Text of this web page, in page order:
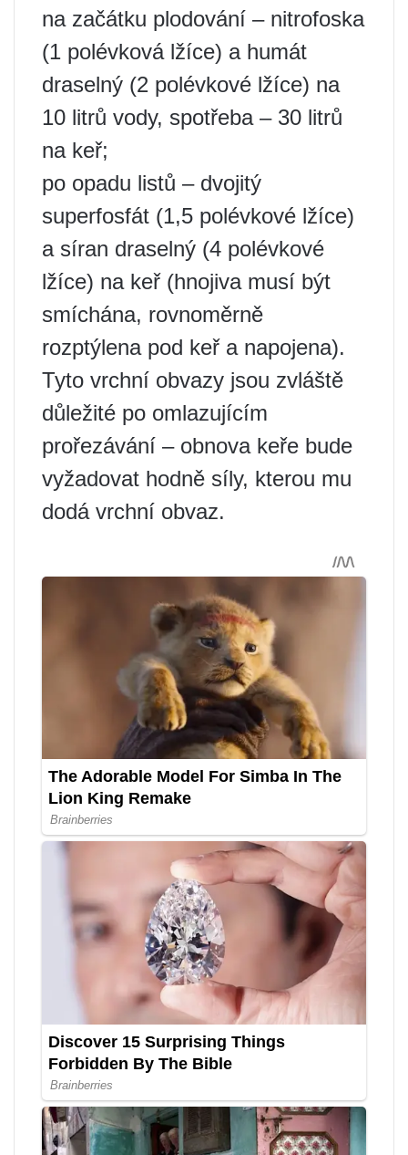
na začátku plodování – nitrofoska
(1 polévková lžíce) a humát
draselný (2 polévkové lžíce) na
10 litrů vody, spotřeba – 30 litrů
na keř;
po opadu listů – dvojitý
superfosfát (1,5 polévkové lžíce)
a síran draselný (4 polévkové
lžíce) na keř (hnojiva musí být
smíchána, rovnoměrně
rozptýlena pod keř a napojena).
Tyto vrchní obvazy jsou zvláště
důležité po omlazujícím
prořezávání – obnova keře bude
vyžadovat hodně síly, kterou mu
dodá vrchní obvaz.